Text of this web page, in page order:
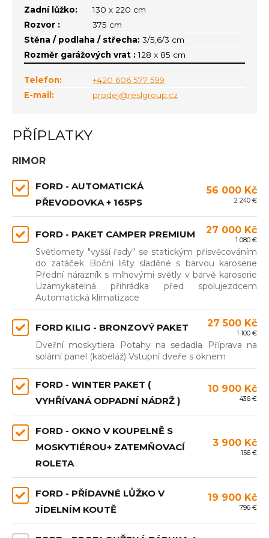
Zadní lůžko:
130 x 220 cm
Rozvor :
375 cm
Stěna / podlaha / střecha: 3/5,6/3 cm
Rozměr garážových vrat : 128 x 85 cm
Telefon:
+420 606 577 599
E-mail:
prodej@reslgroup.cz
PŘÍPLATKY
RIMOR
FORD - AUTOMATICKÁ
PŘEVODOVKA + 165PS
56 000 Kč
2 240 €
FORD - PAKET CAMPER PREMIUM 27 000 Kč
1 080 €
Světlomety "vyšší řady" se statickým přisvěcováním
do zatáček Boční lišty sladěné s barvou karoserie
Přední nárazník s mlhovými světly v barvě karoserie
Uzamykatelná přihrádka před spolujezdcem
Automatická klimatizace
FORD KILIG - BRONZOVÝ PAKET 27 500 Kč
1 100 €
Dveřní moskytiera Potahy na sedadla Příprava na
solární panel (kabeláž) Vstupní dveře s oknem
FORD - WINTER PAKET (
VYHŘÍVANÁ ODPADNÍ NÁDRŽ )
10 900 Kč
436 €
FORD - OKNO V KOUPELNĚ S
MOSKYTIÉROU+ ZATEMŇOVACÍ
ROLETA
3 900 Kč
156 €
FORD - PŘÍDAVNÉ LŮŽKO V
JÍDELNÍM KOUTĚ
19 900 Kč
796 €